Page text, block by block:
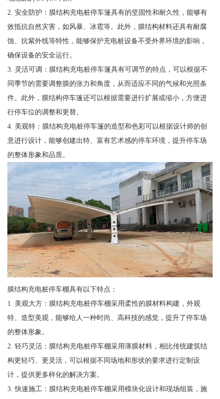
2. 安全防护：膜结构充电桩停车篷具有的坚固性和耐久性，能够有
效抵抗自然灾害，如风暴、冰雹等。此外，膜结构材料还具有耐腐
蚀、抗紫外线等特性，能够保护充电桩设备不受外界环境的影响，
确保设备的安全运行。
3. 灵活可调：膜结构充电桩停车篷具有可调节的特点，可以根据不
同季节的需要调整膜的张力和角度，从而适应不同的气候和光照条
件。此外，膜结构停车篷还可以根据需要进行扩展或缩小，方便进
行停车位的调整和更替。
4. 美观特：膜结构充电桩停车篷的造型和色彩可以根据设计师的创
意进行设计，能够创建出特、富有艺术感的停车环境，提升停车场
的整体形象和品质。
膜结构充电桩停车棚具有以下特点：
1. 美观大方：膜结构充电桩停车棚采用柔性的膜材料构建，外观
特、造型美观，能够给人一种时尚、高科技的感觉，提升了停车场
的整体形象。
2. 轻巧灵活：膜结构充电桩停车棚采用薄膜材料，相比传统建筑结
构更轻巧、更灵活，可以根据不同场地和形状的要求进行定制设
计，提供更多样化的解决方案。
3. 快速施工：膜结构充电桩停车棚采用模块化设计和现场组装，施